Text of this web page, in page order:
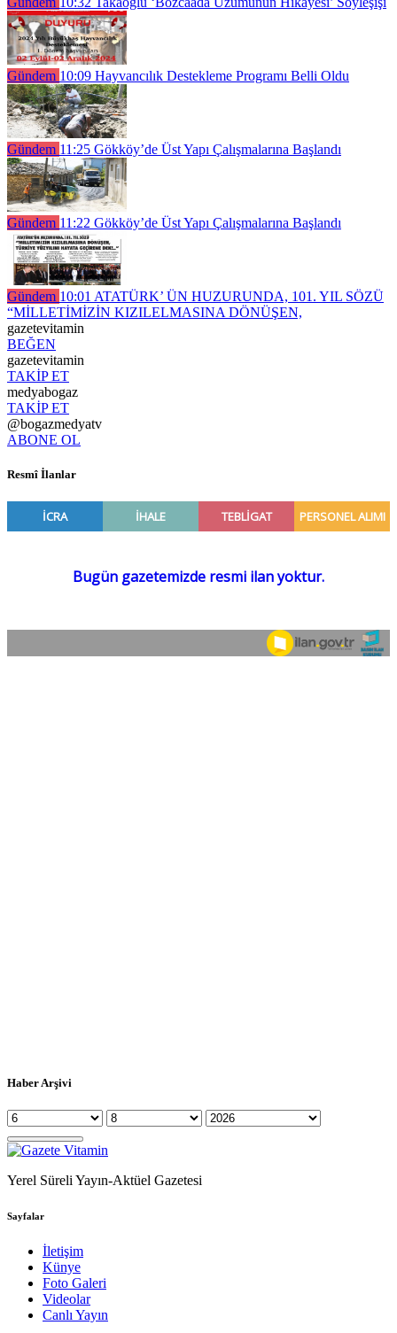
Gündem 10:09 Hayvancılık Destekleme Programı Belli Oldu
Gündem 11:25 Gökköy’de Üst Yapı Çalışmalarına Başlandı
Gündem 11:22 Gökköy’de Üst Yapı Çalışmalarına Başlandı
Gündem 10:01 ATATÜRK’ ÜN HUZURUNDA, 101. YIL SÖZÜ
“MİLLETİMİZİN KIZILELMASINA DÖNÜŞEN,
gazetevitamin
BEĞEN
gazetevitamin
TAKİP ET
medyabogaz
TAKİP ET
@bogazmedyatv
ABONE OL
Resmî İlanlar
Haber Arşivi
Yerel Süreli Yayın-Aktüel Gazetesi
Sayfalar
İletişim
Künye
Foto Galeri
Videolar
Canlı Yayın